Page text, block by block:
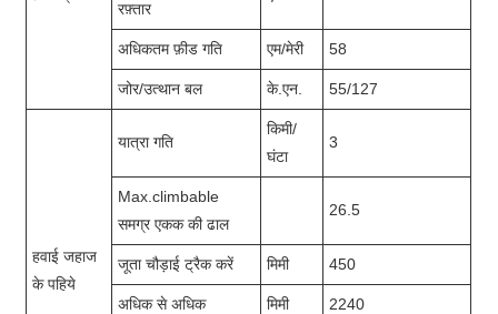
रफ़्तार
अधिकतम फ़ीड गति एम/मेरी 58
जोर/उत्थान बल के.एन. 55/127
हवाई जहाज
के पहिये
यात्रा गति
किमी/
घंटा
3
Max.climbable
समग्र एकक की ढाल
26.5
जूता चौड़ाई ट्रैक करें मिमी 450
अधिक से अधिक मिमी 2240